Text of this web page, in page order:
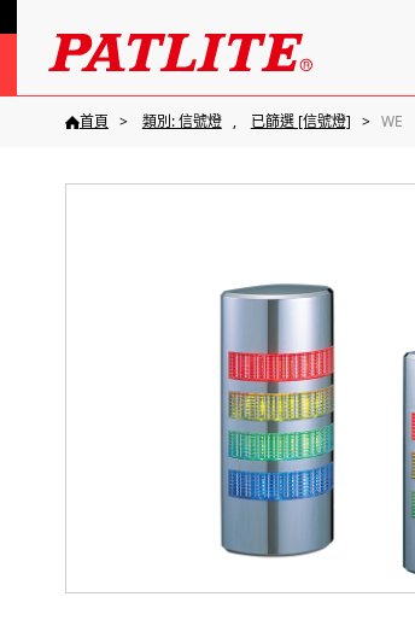
首頁 類別: 信號燈 已篩選 [信號燈] WE